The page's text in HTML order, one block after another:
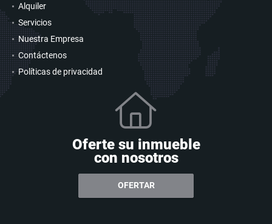
Alquiler
Servicios
Nuestra Empresa
Contáctenos
Políticas de privacidad
Oferte su inmueble
con nosotros
OFERTAR